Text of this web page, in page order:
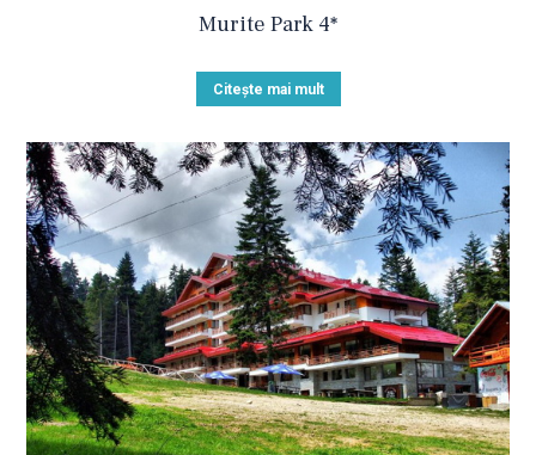
Murite Park 4*
Citește mai mult